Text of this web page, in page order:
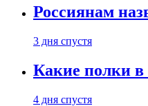
Россиянам
3 дня спустя
Какие полки в
4 дня спустя